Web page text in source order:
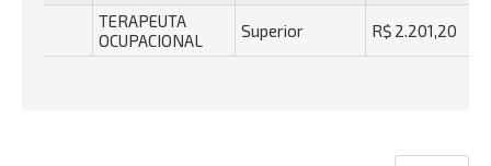
TERAPEUTA
OCUPACIONAL
Superior R$ 2.201,20